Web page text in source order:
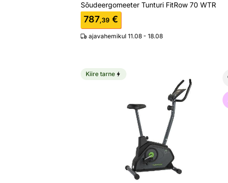
Sõudeergomeeter Tunturi FitRow 70 WTR
787,39 €
ajavahemikul 11.08 - 18.08
Velotrenažöör Tunturi Cardio Fit B30
Otsi sarnaseid
Kiire tarne